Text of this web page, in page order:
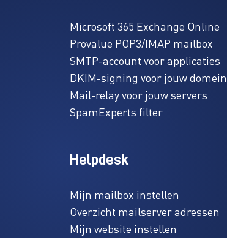
Microsoft 365 Exchange Online
Provalue POP3/IMAP mailbox
SMTP-account voor applicaties
DKIM-signing voor jouw domein
Mail-relay voor jouw servers
SpamExperts filter
Helpdesk
Mijn mailbox instellen
Overzicht mailserver adressen
Mijn website instellen